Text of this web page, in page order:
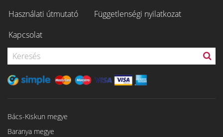
Használati útmutató
Függetlenségi nyilatkozat
Kapcsolat
Bács-Kiskun megye
Baranya megye